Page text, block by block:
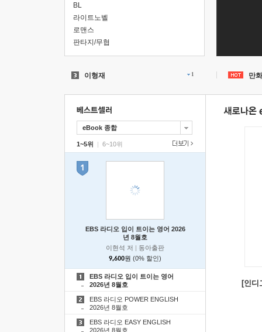
BL
라이트노벨
로맨스
판타지/무협
오디세이아
이형재 1
원피스
김건호
gl
주술회전
민음사
만
eBook 종합
EBS 라디오 입이 트이는 영어 2026
년 8월호
이현석 저 | 동아출판
9,600원 (0% 할인)
1~5위 |
EBS 라디오 입이 트이는 영어
2026년 8월호
EBS 라디오 POWER ENGLISH
2026년 8월호
EBS 라디오 EASY ENGLISH
2026년 8월호
6~10위
[인디